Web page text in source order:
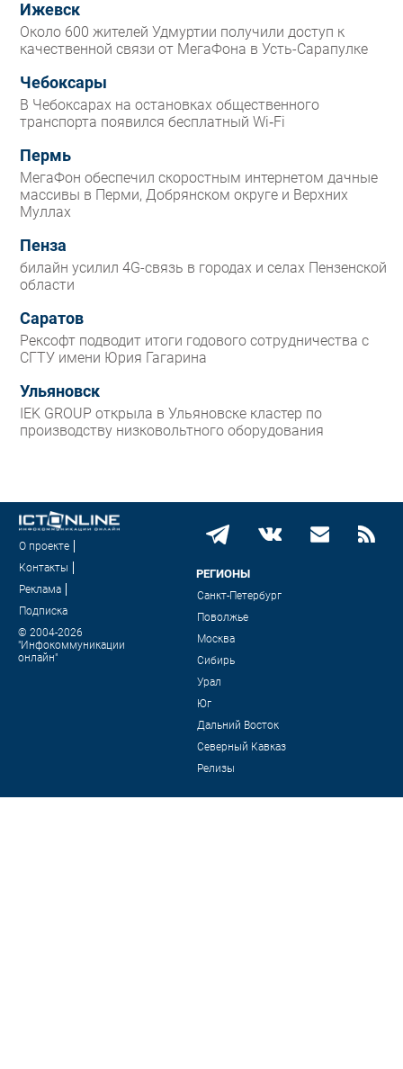
Ижевск
Около 600 жителей Удмуртии получили доступ к
качественной связи от МегаФона в Усть-Сарапулке
Чебоксары
В Чебоксарах на остановках общественного
транспорта появился бесплатный Wi‑Fi
Пермь
МегаФон обеспечил скоростным интернетом дачные
массивы в Перми, Добрянском округе и Верхних
Муллах
Пенза
билайн усилил 4G-связь в городах и селах Пензенской
области
Саратов
Рексофт подводит итоги годового сотрудничества с
СГТУ имени Юрия Гагарина
Ульяновск
IEK GROUP открыла в Ульяновске кластер по
производству низковольтного оборудования
О проекте
Контакты
Реклама
Подписка
© 2004-2026
"Инфокоммуникации
онлайн"
РЕГИОНЫ
Санкт-Петербург
Поволжье
Москва
Сибирь
Урал
Юг
Дальний Восток
Северный Кавказ
Релизы